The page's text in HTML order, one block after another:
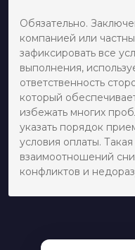
Обязательно.
компанией или
зафиксировать все
выполнения,
ответственность
который
избежать многих
указать порядок
условия оплаты.
взаимоотношений
конфликтов и